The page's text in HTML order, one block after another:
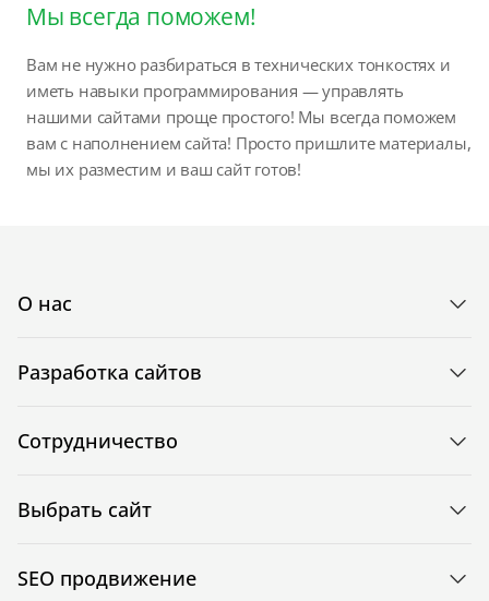
Мы всегда поможем!
Вам не нужно разбираться в технических тонкостях и
иметь навыки программирования — управлять
нашими сайтами проще простого! Мы всегда поможем
вам с наполнением сайта! Просто пришлите материалы,
мы их разместим и ваш сайт готов!
О нас
Разработка сайтов
Сотрудничество
Выбрать сайт
SEO продвижение